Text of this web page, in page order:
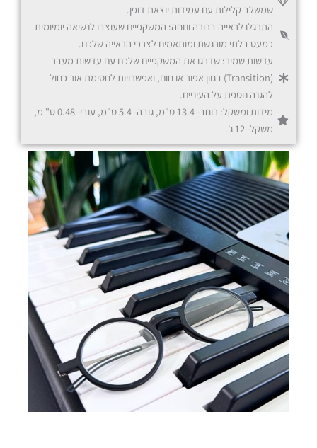
משקפי Office
משקפי מולטיפוקל
שמשלב קלילות עם עמידות יוצאת דופן.
התרגלו לראייה ברורה ונוחה: המשקפיים שעוצבו לנשיאה יומיומית
כמעט בלתי מורגשת ומותאמים לצרכי הראייה שלכם.
עדשות שמיר: שדרגו את המשקפיים שלכם עם עדשות מעבר
(Transition) בגוון אפור או חום, ואפשרויות לחסימת אור כחול
להגנה נוספת על העיניים.
מידות ומשקל: רוחב- 13.4 ס"מ, גובה- 5.4 ס"מ, עובי- 0.48 ס" מ,
משקל- 12 ג'.